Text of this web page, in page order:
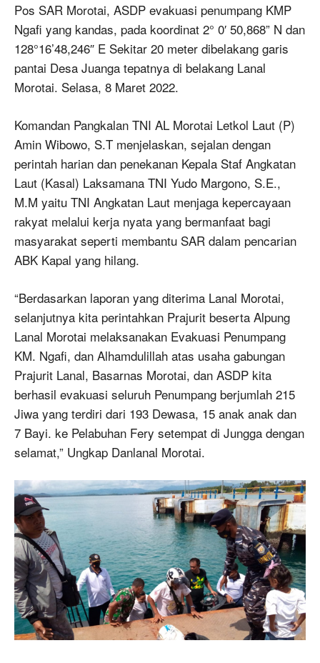
Pos SAR Morotai, ASDP evakuasi penumpang KMP
Ngafi yang kandas, pada koordinat 2° 0′ 50,868” N dan
128°16’48,246″ E Sekitar 20 meter dibelakang garis
pantai Desa Juanga tepatnya di belakang Lanal
Morotai. Selasa, 8 Maret 2022.
Komandan Pangkalan TNI AL Morotai Letkol Laut (P)
Amin Wibowo, S.T menjelaskan, sejalan dengan
perintah harian dan penekanan Kepala Staf Angkatan
Laut (Kasal) Laksamana TNI Yudo Margono, S.E.,
M.M yaitu TNI Angkatan Laut menjaga kepercayaan
rakyat melalui kerja nyata yang bermanfaat bagi
masyarakat seperti membantu SAR dalam pencarian
ABK Kapal yang hilang.
“Berdasarkan laporan yang diterima Lanal Morotai,
selanjutnya kita perintahkan Prajurit beserta Alpung
Lanal Morotai melaksanakan Evakuasi Penumpang
KM. Ngafi, dan Alhamdulillah atas usaha gabungan
Prajurit Lanal, Basarnas Morotai, dan ASDP kita
berhasil evakuasi seluruh Penumpang berjumlah 215
Jiwa yang terdiri dari 193 Dewasa, 15 anak anak dan
7 Bayi. ke Pelabuhan Fery setempat di Jungga dengan
selamat,” Ungkap Danlanal Morotai.